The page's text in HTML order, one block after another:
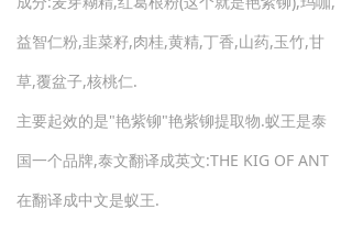
益智仁粉,韭菜籽,肉桂,黄精,丁香,山药,玉竹,甘
草,覆盆子,核桃仁.
主要起效的是"艳紫铆"艳紫铆提取物.蚁王是泰
国一个品牌,泰文翻译成英文:THE KIG OF ANT
在翻译成中文是蚁王.